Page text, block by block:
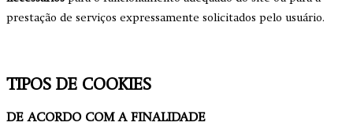
prestação de serviços expressamente solicitados pelo usuário.
TIPOS DE COOKIES
DE ACORDO COM A FINALIDADE